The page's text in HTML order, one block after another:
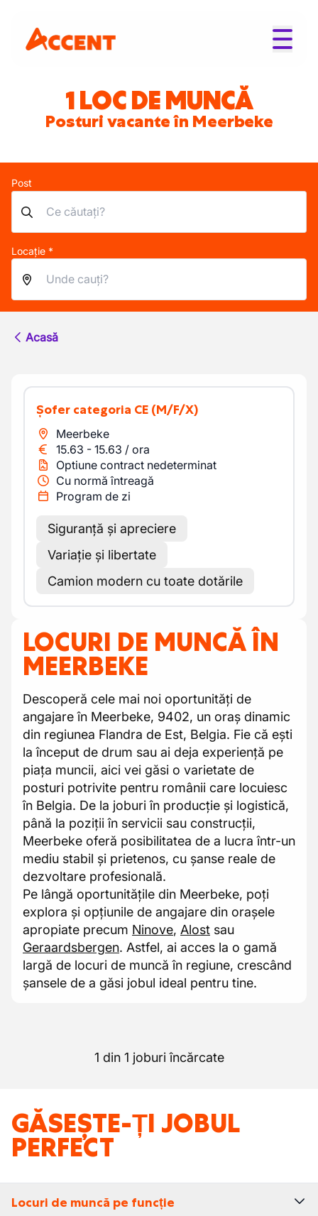
1 LOC DE MUNCĂ
Posturi vacante în Meerbeke
Post
Locație *
Acasă
Șofer categoria CE (M/F/X)
Meerbeke
15.63 - 15.63 / ora
Optiune contract nedeterminat
Cu normă întreagă
Program de zi
Siguranță și apreciere
Variație și libertate
Camion modern cu toate dotările
LOCURI DE MUNCĂ ÎN
MEERBEKE
Descoperă cele mai noi oportunități de
angajare în Meerbeke, 9402, un oraș dinamic
din regiunea Flandra de Est, Belgia. Fie că ești
la început de drum sau ai deja experiență pe
piața muncii, aici vei găsi o varietate de
posturi potrivite pentru românii care locuiesc
în Belgia. De la joburi în producție și logistică,
până la poziții în servicii sau construcții,
Meerbeke oferă posibilitatea de a lucra într-un
mediu stabil și prietenos, cu șanse reale de
dezvoltare profesională.
Pe lângă oportunitățile din Meerbeke, poți
explora și opțiunile de angajare din orașele
apropiate precum Ninove, Alost sau
Geraardsbergen. Astfel, ai acces la o gamă
largă de locuri de muncă în regiune, crescând
șansele de a găsi jobul ideal pentru tine.
1 din 1 joburi încărcate
GĂSEȘTE-ȚI JOBUL
PERFECT
Locuri de muncă pe funcție